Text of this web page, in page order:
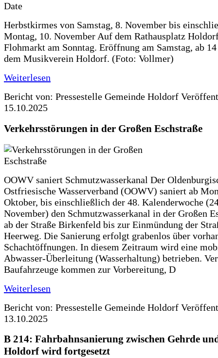
Herbstkirmes von Samstag, 8. November bis
Montag, 10. November Auf dem Rathausplatz
Flohmarkt am Sonntag. Eröffnung am Samstag, ab
dem Musikverein Holdorf. (Foto: Vollmer)
Weiterlesen
Bericht von: Pressestelle Gemeinde Holdorf
15.10.2025
Verkehrsstörungen in der Großen Eschstraße
OOWV saniert Schmutzwasserkanal Der
Ostfriesische Wasserverband (OOWV) saniert ab
Oktober, bis einschließlich der 48. Kalenderwoche
November) den Schmutzwasserkanal in der Großen
ab der Straße Birkenfeld bis zur Einmündung der
Heerweg. Die Sanierung erfolgt grabenlos über
Schachtöffnungen. In diesem Zeitraum wird eine
Abwasser-Überleitung (Wasserhaltung) betrieben.
Baufahrzeuge kommen zur Vorbereitung, D
Weiterlesen
Bericht von: Pressestelle Gemeinde Holdorf
13.10.2025
B 214: Fahrbahnsanierung zwischen Gehrde
Holdorf wird fortgesetzt